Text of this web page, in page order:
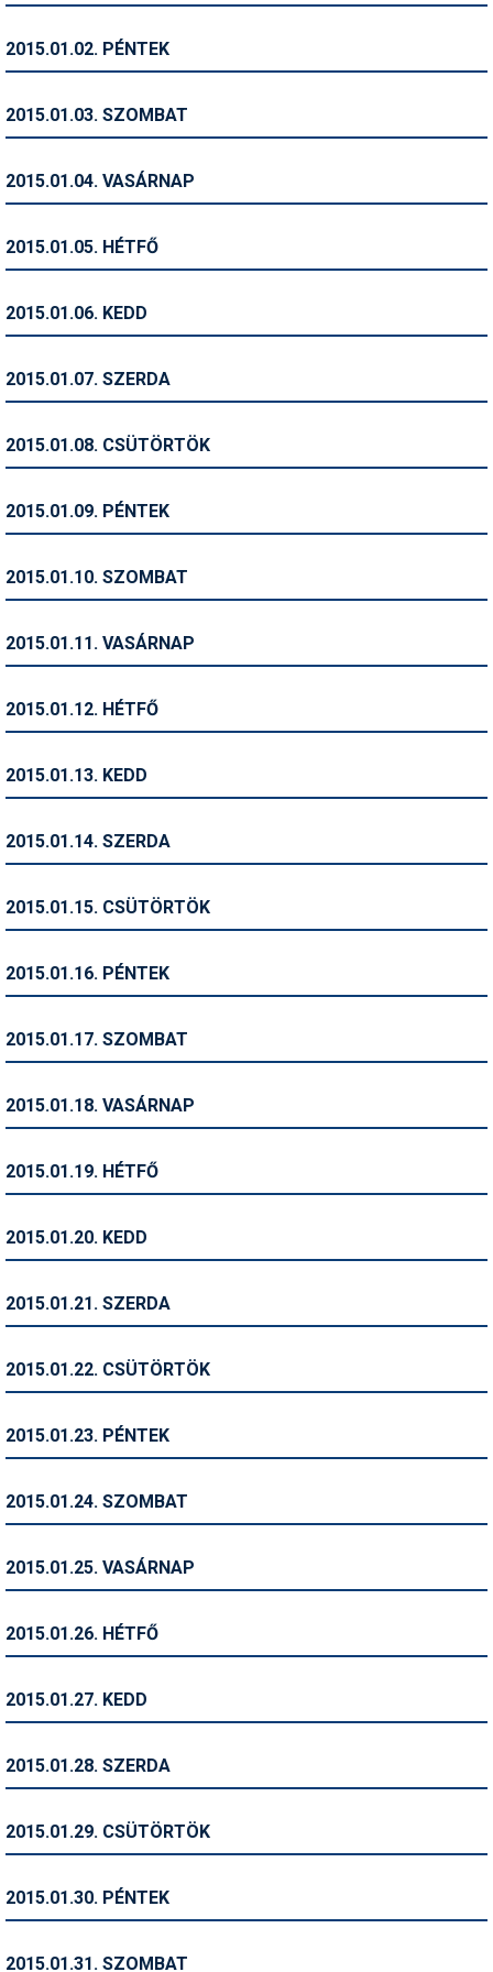
Ingatlan
Kerékpár
Magazinok
Pályázatok
Síbérletárak
Sífelszerelés
Símánia
Síszerviz
Snowboard
Szakértők
Telemark
Történelem
Utazási tippek
2015.01.02. PÉNTEK
2015.01.03. SZOMBAT
2015.01.04. VASÁRNAP
2015.01.05. HÉTFŐ
2015.01.06. KEDD
2015.01.07. SZERDA
2015.01.08. CSÜTÖRTÖK
2015.01.09. PÉNTEK
2015.01.10. SZOMBAT
2015.01.11. VASÁRNAP
2015.01.12. HÉTFŐ
2015.01.13. KEDD
2015.01.14. SZERDA
2015.01.15. CSÜTÖRTÖK
2015.01.16. PÉNTEK
2015.01.17. SZOMBAT
2015.01.18. VASÁRNAP
2015.01.19. HÉTFŐ
2015.01.20. KEDD
2015.01.21. SZERDA
2015.01.22. CSÜTÖRTÖK
2015.01.23. PÉNTEK
2015.01.24. SZOMBAT
2015.01.25. VASÁRNAP
2015.01.26. HÉTFŐ
2015.01.27. KEDD
2015.01.28. SZERDA
2015.01.29. CSÜTÖRTÖK
2015.01.30. PÉNTEK
2015.01.31. SZOMBAT